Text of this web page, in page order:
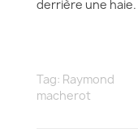
derrière une haie.
Tag: Raymond
macherot